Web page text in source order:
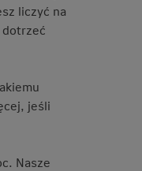
liczyć na
dotrzeć
jeśli
Nasze